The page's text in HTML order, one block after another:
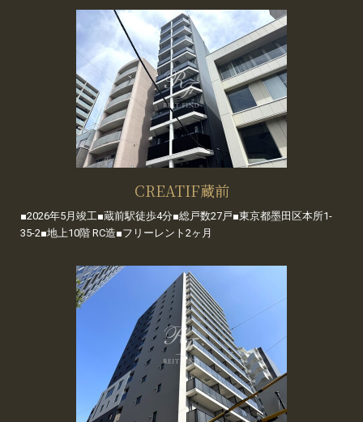
CREATIF蔵前
■2026年5月竣工■蔵前駅徒歩4分■総戸数27戸■東京都墨田区本所1-
35-2■地上10階 RC造■フリーレント2ヶ月